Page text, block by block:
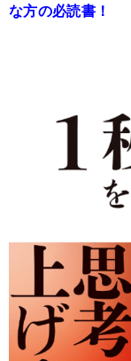
な方の必読書！